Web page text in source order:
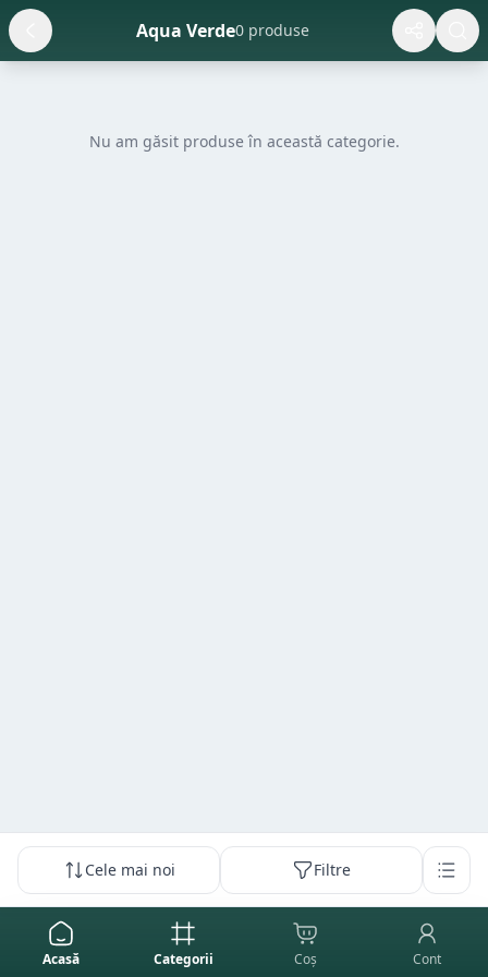
Aqua Verde0 produse
Nu am găsit produse în această categorie.
Cele mai noi Filtre
Acasă Categorii Coș Cont